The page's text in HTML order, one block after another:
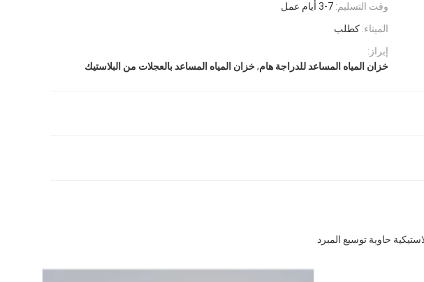
وقت التسليم: 3-7 أيام عمل
الميناء: كطلب
إبراز:
خزان المياه المساعد للدراجة هام,خزان المياه المساعد بالعجلات من البلاستيك